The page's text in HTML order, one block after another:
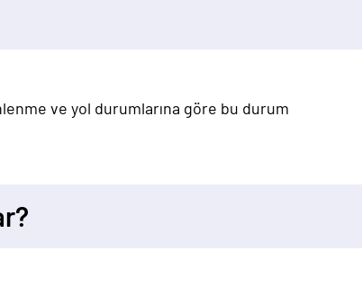
ve yol durumlarına göre bu durum